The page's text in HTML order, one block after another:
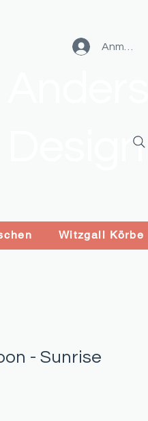
Anmelden
Design
Witzgall Körbe
- Sunrise